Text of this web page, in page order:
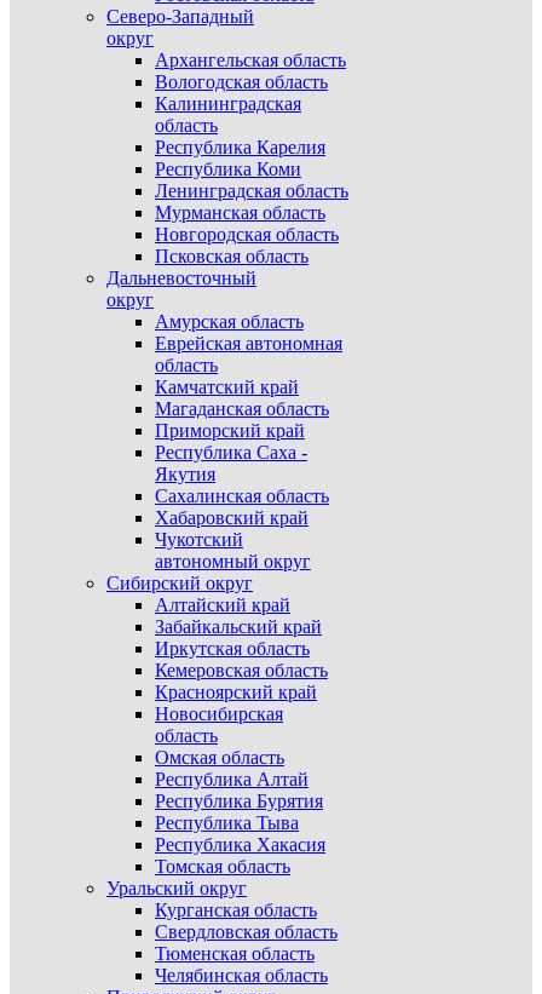
Северо-Западный
округ
Архангельская область
Вологодская область
Калининградская
область
Республика Карелия
Республика Коми
Ленинградская область
Мурманская область
Новгородская область
Псковская область
Дальневосточный
округ
Амурская область
Еврейская автономная
область
Камчатский край
Магаданская область
Приморский край
Республика Саха -
Якутия
Сахалинская область
Хабаровский край
Чукотский
автономный округ
Сибирский округ
Алтайский край
Забайкальский край
Иркутская область
Кемеровская область
Красноярский край
Новосибирская
область
Омская область
Республика Алтай
Республика Бурятия
Республика Тыва
Республика Хакасия
Томская область
Уральский округ
Курганская область
Свердловская область
Тюменская область
Челябинская область